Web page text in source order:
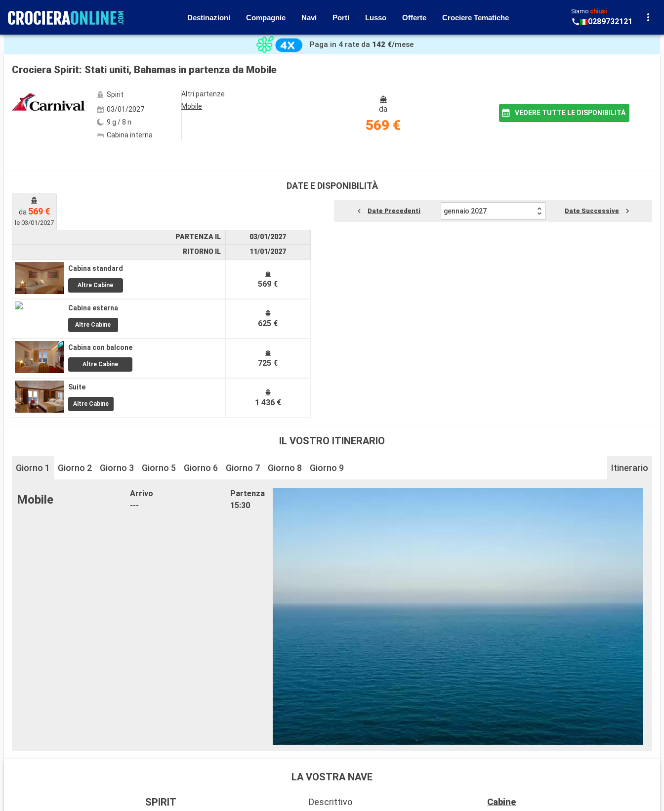
Destinazioni Compagnie Navi Porti Lusso Offerte Crociere Tematiche
Siamo chiusi
0289732121
Mostra le altre 32 foto
Paga in 4 rate da 142 €/mese
Crociera Spirit: Stati uniti, Bahamas in partenza da Mobile
Spirit
03/01/2027
9 g / 8 n
Cabina interna
Altri partenze
Mobile
da
569 €
VEDERE TUTTE LE DISPONIBILITÀ
DATE E DISPONIBILITÀ
da 569 €
le 03/01/2027
Date Precedenti gennaio 2027 Date Successive
PARTENZA IL
RITORNO IL
Cabina standard
Altre Cabine
Cabina esterna
Altre Cabine
Cabina con balcone
Altre Cabine
Suite
Altre Cabine
03/01/2027
11/01/2027
569 €
625 €
725 €
1 436 €
IL VOSTRO ITINERARIO
Giorno 1 Giorno 2 Giorno 3 Giorno 5 Giorno 6 Giorno 7 Giorno 8 Giorno 9 Itinerario
Mobile
Arrivo
---
Partenza
15:30
LA VOSTRA NAVE
SPIRIT Descrittivo Cabine